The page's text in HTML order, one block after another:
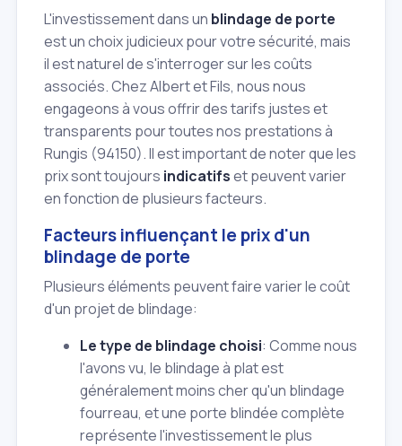
L'investissement dans un blindage de porte
est un choix judicieux pour votre sécurité, mais
il est naturel de s'interroger sur les coûts
associés. Chez Albert et Fils, nous nous
engageons à vous offrir des tarifs justes et
transparents pour toutes nos prestations à
Rungis (94150). Il est important de noter que les
prix sont toujours indicatifset peuvent varier
en fonction de plusieurs facteurs.
Facteurs influençant le prix d'un
blindage de porte
Plusieurs éléments peuvent faire varier le coût
d'un projet de blindage:
Le type de blindage choisi: Comme nous
l'avons vu, le blindage à plat est
généralement moins cher qu'un blindage
fourreau, et une porte blindée complète
représente l'investissement le plus